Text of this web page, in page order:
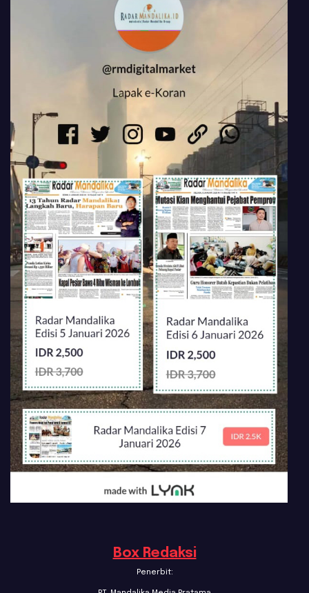
Box Redaksi
Penerbit: